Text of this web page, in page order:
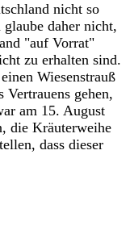
nicht so
daher nicht,
"auf Vorrat"
zu erhalten sind.
Wiesenstrauß
Vertrauens gehen,
am 15. August
die Kräuterweihe
dass dieser